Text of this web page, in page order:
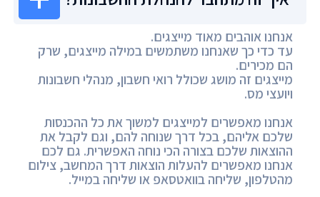
אנחנו אוהבים מאוד מייצגים.
עד כדי כך שאנחנו משתמשים במילה מייצגים, שרק
הם מכירים.
מייצגים זה מושג שכולל רואי חשבון, מנהלי חשבונות
ויועצי מס.
אנחנו מאפשרים למייצגים למשוך את כל ההכנסות
שלכם אליהם, בכל דרך שנוחה להם, וגם לקבל את
ההוצאות שלכם בצורה הכי נוחה האפשרית. גם לכם
אנחנו מאפשרים להעלות הוצאות דרך המחשב, צילום
מהטלפון, שליחה בוואטסאפ או שליחה במייל.